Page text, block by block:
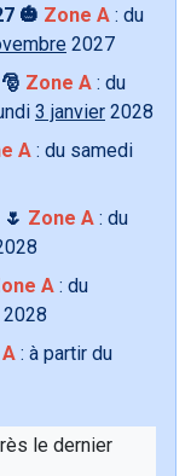
🎃 Zone A : du
2027
Zone A : du
3 janvier 2028
A : du samedi
Zone A : du
A : du
2028
: à partir du
le dernier